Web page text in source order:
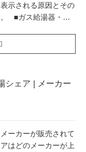
示される原因とその
。 ■ガス給湯器・…
シェア | メーカー
ーカーが販売されて
はどのメーカーが上